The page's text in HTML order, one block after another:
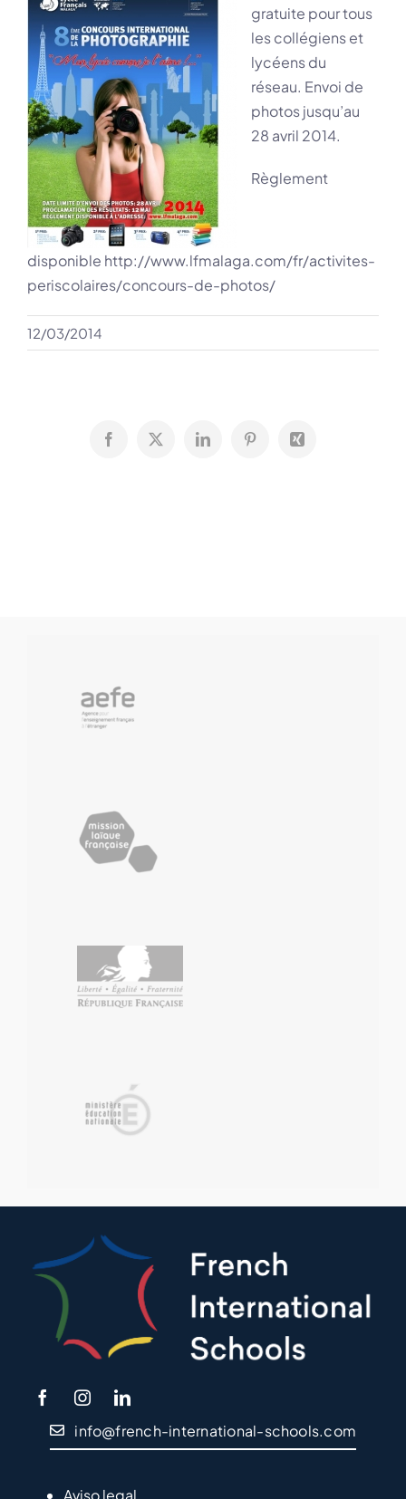
gratuite pour tous
les collégiens et
lycéens du
réseau. Envoi de
photos jusqu’au
28 avril 2014.
Règlement
disponible http://www.lfmalaga.com/fr/activites-
periscolaires/concours-de-photos/
12/03/2014
Facebook
X LinkedInPinterestXing
info@french-international-schools.com
Aviso legal